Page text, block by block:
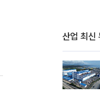
산업 최신